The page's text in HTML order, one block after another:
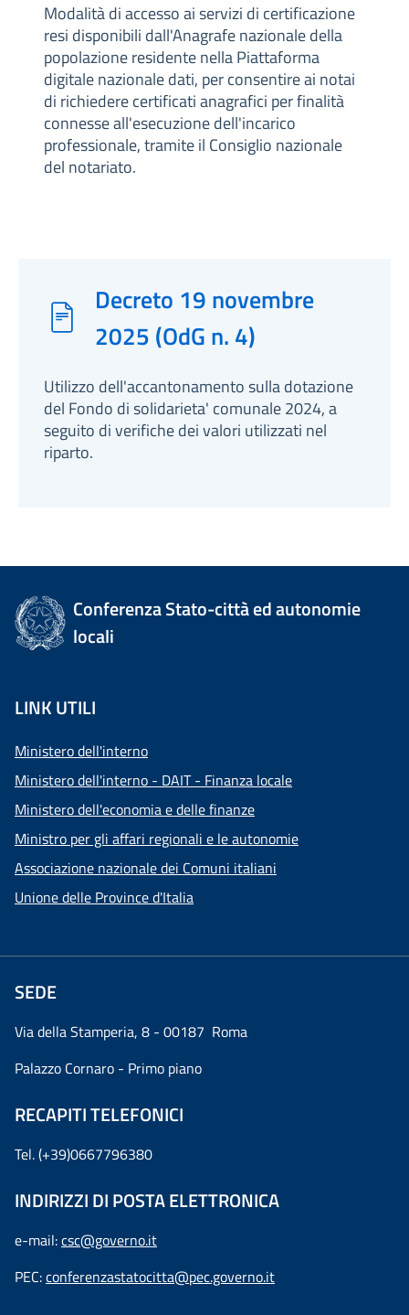
Modalità di accesso ai servizi di certificazione
resi disponibili dall'Anagrafe nazionale della
popolazione residente nella Piattaforma
digitale nazionale dati, per consentire ai notai
di richiedere certificati anagrafici per finalità
connesse all'esecuzione dell'incarico
professionale, tramite il Consiglio nazionale
del notariato.
Decreto 19 novembre
2025 (OdG n. 4)
Utilizzo dell'accantonamento sulla dotazione
del Fondo di solidarieta' comunale 2024, a
seguito di verifiche dei valori utilizzati nel
riparto.
Conferenza Stato-città ed autonomie
locali
LINK UTILI
Ministero dell'interno
Ministero dell'interno - DAIT - Finanza locale
Ministero dell'economia e delle finanze
Ministro per gli affari regionali e le autonomie
Associazione nazionale dei Comuni italiani
Unione delle Province d'Italia
SEDE
Via della Stamperia, 8 - 00187 Roma
Palazzo Cornaro - Primo piano
RECAPITI TELEFONICI
Tel. (+39)0667796380
INDIRIZZI DI POSTA ELETTRONICA
e-mail:csc@governo.it
PEC:conferenzastatocitta@pec.governo.it